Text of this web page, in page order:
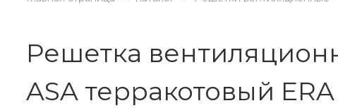
Решетка
ASA терракотовый ERA